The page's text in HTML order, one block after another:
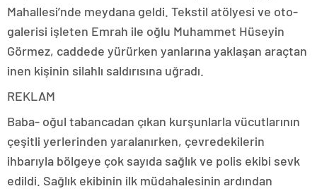
Mahallesi’nde meydana geldi. Tekstil atölyesi ve oto-
galerisi işleten Emrah ile oğlu Muhammet Hüseyin
Görmez, caddede yürürken yanlarına yaklaşan araçtan
inen kişinin silahlı saldırısına uğradı.
REKLAM
Baba- oğul tabancadan çıkan kurşunlarla vücutlarının
çeşitli yerlerinden yaralanırken, çevredekilerin
ihbarıyla bölgeye çok sayıda sağlık ve polis ekibi sevk
edildi. Sağlık ekibinin ilk müdahalesinin ardından